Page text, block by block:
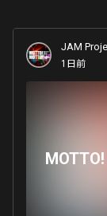
JAM
1日前